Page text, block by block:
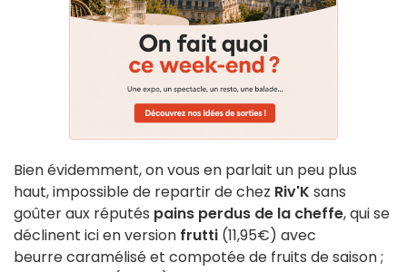
Bien évidemment, on vous en parlait un peu plus
haut, impossible de repartir de chez Riv'K sans
goûter aux réputés pains perdus de la cheffe, qui se
déclinent ici en version frutti (11,95€) avec
beurre caramélisé et compotée de fruits de saison ;